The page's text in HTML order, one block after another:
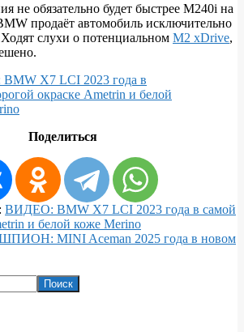
не обязательно будет быстрее M240i на
продаёт автомобиль исключительно
слухи о потенциальном M2 xDrive,
X7 LCI 2023 года в
окраске Ametrin и белой
Поделиться
ВИДЕО: BMW X7 LCI 2023 года в самой
и белой коже Merino
MINI Aceman 2025 года в новом